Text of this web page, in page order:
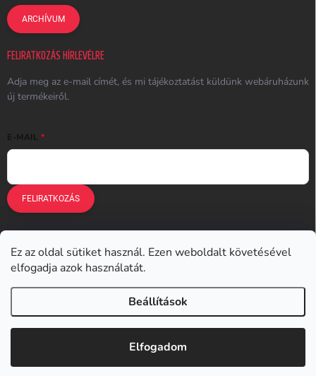
Ez az oldal sütiket használ. Ezen weboldalt követésével
elfogadja azok használatát.
Beállítások
Elfogadom
ARCHÍVUM
FELIRATKOZÁS HÍRLEVÉLRE
Adja meg az e-mail címét, és mi tájékoztatást küldünk webáruházunk
új termékeiről.
E-MAIL
FELIRATKOZÁS
Earplugs.cz Earplugs.sk
Earplugs.at Earplugs.ro Lunesto.cz
Earplugs.hu . Minden jog fenntartva.